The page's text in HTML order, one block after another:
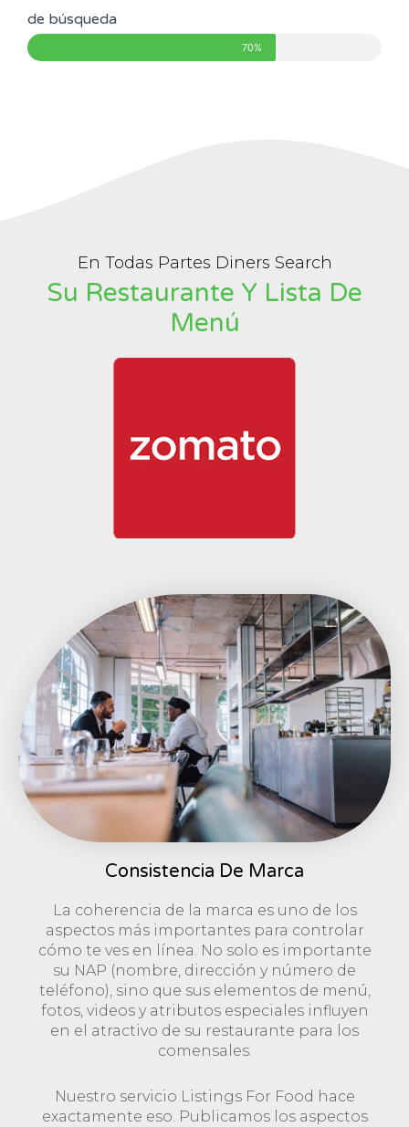
de búsqueda
70%
En Todas Partes Diners Search
Su Restaurante Y Lista De
Menú
Consistencia De Marca
La coherencia de la marca es uno de los
aspectos más importantes para controlar
cómo te ves en línea. No solo es importante
su NAP (nombre, dirección y número de
teléfono), sino que sus elementos de menú,
fotos, videos y atributos especiales influyen
en el atractivo de su restaurante para los
comensales.
Nuestro servicio Listings For Food hace
exactamente eso. Publicamos los aspectos